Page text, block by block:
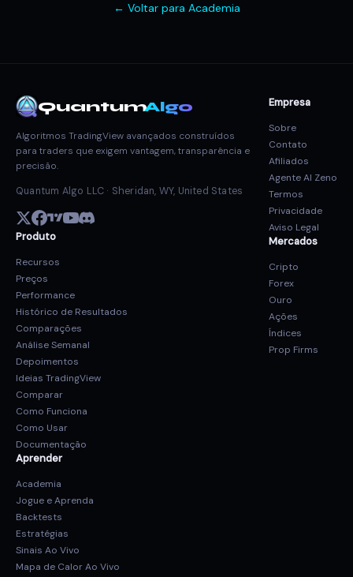
← Voltar para Academia
QuantumAlgo
Algoritmos TradingView avançados construídos
para traders que exigem vantagem, transparência e
precisão.
Quantum Algo LLC · Sheridan, WY, United States
Produto
Recursos
Preços
Performance
Histórico de Resultados
Comparações
Análise Semanal
Depoimentos
Ideias TradingView
Comparar
Como Funciona
Como Usar
Documentação
Aprender
Academia
Jogue e Aprenda
Backtests
Estratégias
Sinais Ao Vivo
Mapa de Calor Ao Vivo
Empresa
Sobre
Contato
Afiliados
Agente AI Zeno
Termos
Privacidade
Aviso Legal
Mercados
Cripto
Forex
Ouro
Ações
Índices
Prop Firms